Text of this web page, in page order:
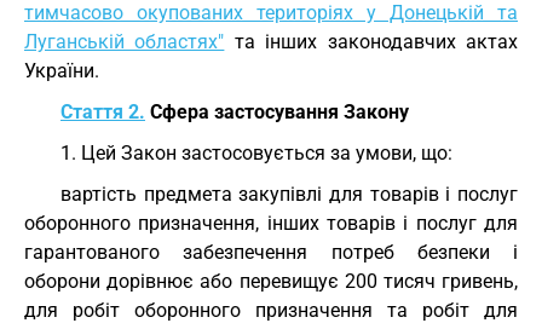
тимчасово окупованих територіях у Донецькій та
Луганській областях" та інших законодавчих актах
України.
Стаття 2. Сфера застосування Закону
1. Цей Закон застосовується за умови, що:
вартість предмета закупівлі для товарів і послуг
оборонного призначення, інших товарів і послуг для
гарантованого забезпечення потреб безпеки і
оборони дорівнює або перевищує 200 тисяч гривень,
для робіт оборонного призначення та робіт для